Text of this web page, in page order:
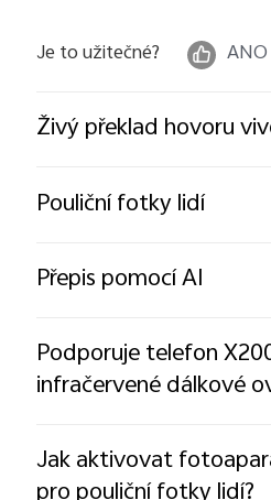
Je to užitečné? ANO
Živý překlad hovoru
Pouliční fotky lidí
Přepis pomocí AI
Podporuje telefon
infračervené dálkové
Jak aktivovat